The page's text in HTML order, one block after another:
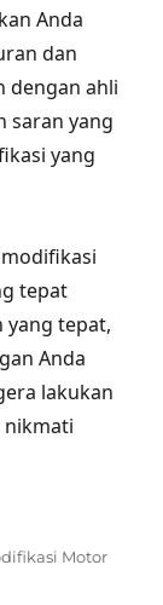
Anda
dan
dengan ahli
saran yang
yang
tepat
yang tepat,
Anda
lakukan
nikmati
Motor